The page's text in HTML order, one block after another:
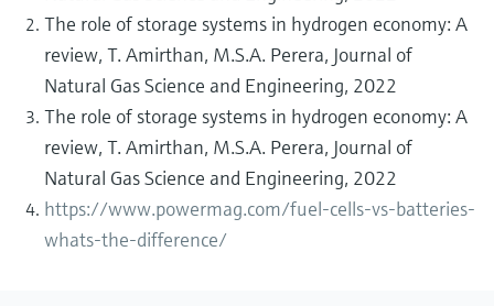
The role of storage systems in hydrogen economy: A
review, T. Amirthan, M.S.A. Perera, Journal of
Natural Gas Science and Engineering, 2022
The role of storage systems in hydrogen economy: A
review, T. Amirthan, M.S.A. Perera, Journal of
Natural Gas Science and Engineering, 2022
https://www.powermag.com/fuel-cells-vs-batteries-
whats-the-difference/